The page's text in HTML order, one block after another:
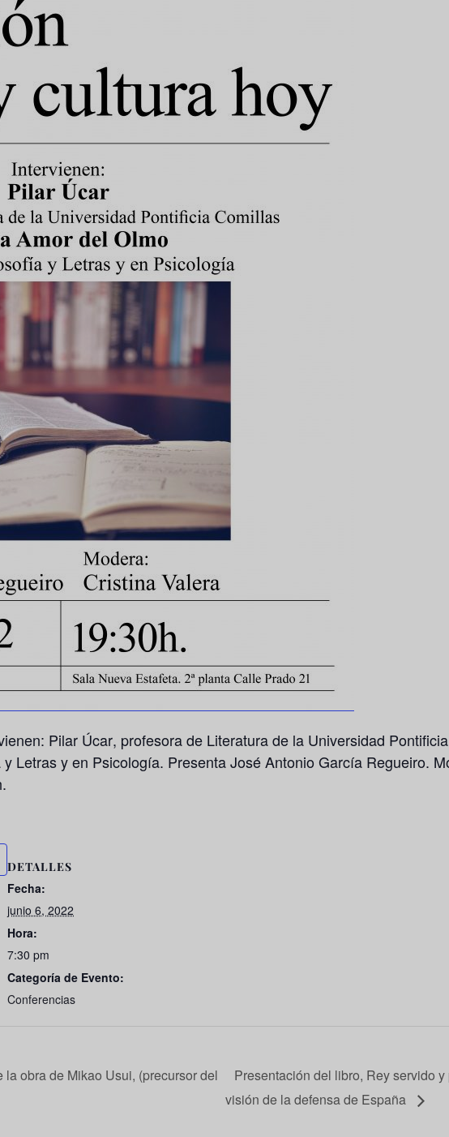
Pilar Úcar, profesora de Literatura de la Universidad
Letras y en Psicología. Presenta José Antonio García Regueiro.
DETALLES
Fecha:
junio 6, 2022
Hora:
7:30 pm
Categoría de Evento:
Conferencias
obra de Mikao Usui, (precursor del
Presentación del libro, Rey servido
visión de la defensa de España